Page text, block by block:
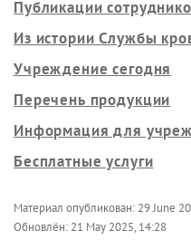
Публикации
Из истории Службы
Учреждение сегодня
Перечень продукции
Информация для
Бесплатные услуги
Материал опубликован: 29 June
Обновлён: 21 May 2025, 14:28